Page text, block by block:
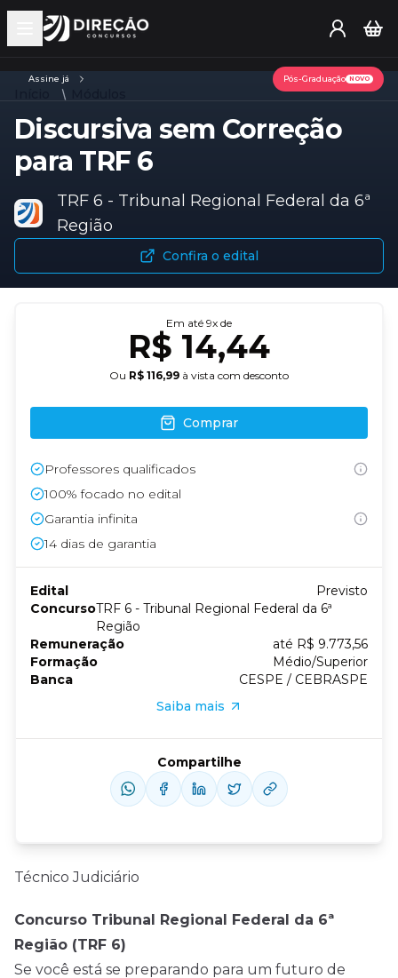
Open main menu
Assine já Pós-Graduação NOVO
Discursiva sem Correção
para TRF 6
TRF 6 - Tribunal Regional Federal da 6ª
Região
Confira o edital
Técnico Judiciário
Concurso Tribunal Regional Federal da 6ª
Região (TRF 6)
Se você está se preparando para um futuro de
Em até 9x de
R$ 14,44
Ou R$ 116,99 à vista com desconto
Comprar
Professores qualificados
100% focado no edital
Garantia infinita
14 dias de garantia
Edital
Previsto
ConcursoTRF 6 - Tribunal Regional Federal da 6ª
Região
Remuneração
até R$ 9.773,56
Formação
Médio/Superior
Banca
CESPE / CEBRASPE
Saiba mais
Compartilhe